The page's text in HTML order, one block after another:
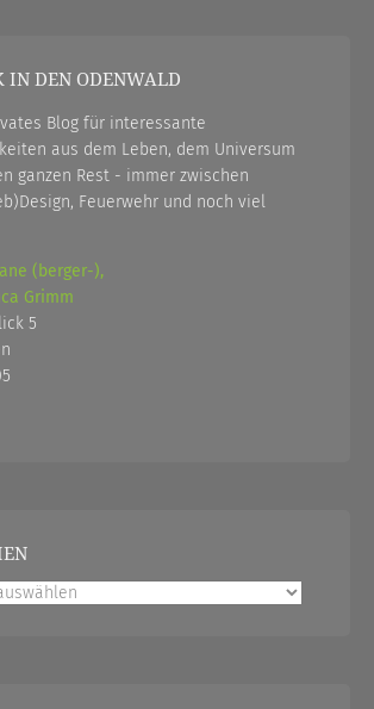
IN DEN ODENWALD
Blog für interessante
aus dem Leben, dem Universum
ganzen Rest - immer zwischen
Feuerwehr und noch viel
(berger-),
Grimm
5